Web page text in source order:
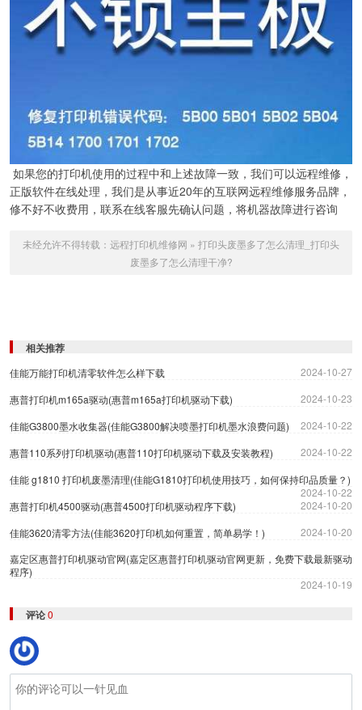
如果您的打印机使用的过程中和上述故障一致，我们可以远程维修，
正版软件在线处理，我们是从事近20年的互联网远程维修服务品牌，
修不好不收费用，联系在线客服先确认问题，将机器故障进行咨询
未经允许不得转载： 远程打印机维修网 » 打印头废墨多了怎么清理_打印头
废墨多了怎么清理干净?
相关推荐
佳能万能打印机清零软件怎么样下载
2024-10-27
惠普打印机m165a驱动(惠普m165a打印机驱动下载)
2024-10-23
佳能G3800墨水收集器(佳能G3800解决喷墨打印机墨水浪费问题)
2024-10-22
惠普110系列打印机驱动(惠普110打印机驱动下载及安装教程)
2024-10-22
佳能 g1810 打印机废墨清理(佳能G1810打印机使用技巧，如何保持印品质量？)
2024-10-22
惠普打印机4500驱动(惠普4500打印机驱动程序下载)
2024-10-20
佳能3620清零方法(佳能3620打印机如何重置，简单易学！)
2024-10-20
嘉定区惠普打印机驱动官网(嘉定区惠普打印机驱动官网更新，免费下载最新驱动
程序)
2024-10-19
评论0